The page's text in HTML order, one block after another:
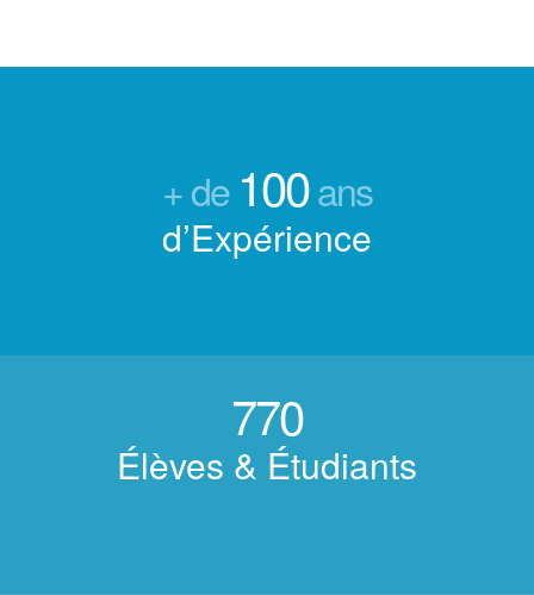
+ de 100ans
d’Expérience
770
Élèves & Étudiants